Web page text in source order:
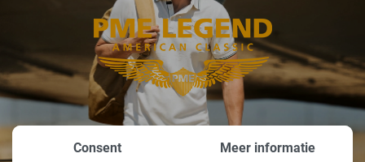
Consent Meer informatie